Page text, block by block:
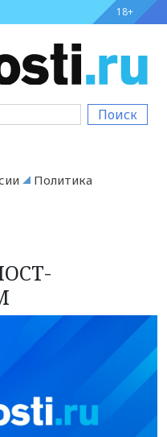
18+
Поиск
Политика